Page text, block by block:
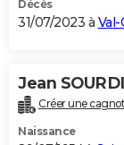
Décès
31/07/2023 à
Jean
Créer une
Naissance